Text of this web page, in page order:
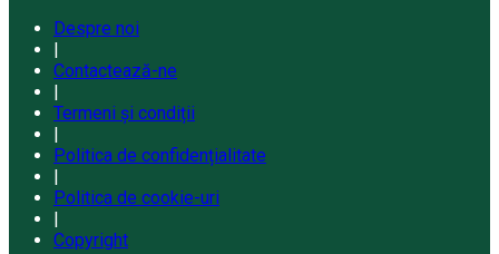
Despre noi
Contactează-ne
Termeni și condiții
Politica de confidențialitate
Politica de cookie-uri
Copyright